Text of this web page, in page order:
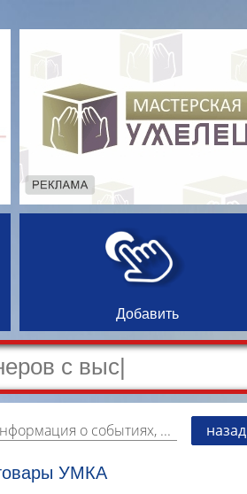
Добавить
торгово-коммерческой деятельности города. Страницу наполняют платные и бесплатные объявления, имеющие функцию "поднятия вверх списка". назад
УМКА